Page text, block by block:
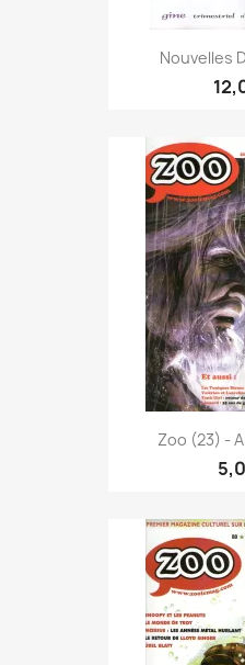
Nouvelles
Zoo (23) -